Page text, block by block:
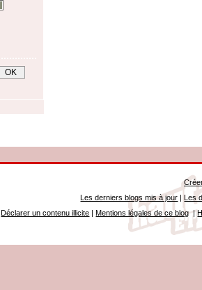
Les derniers blogs mis à jour |Les
Déclarer un contenu illicite |Mentions légales de ce blog|